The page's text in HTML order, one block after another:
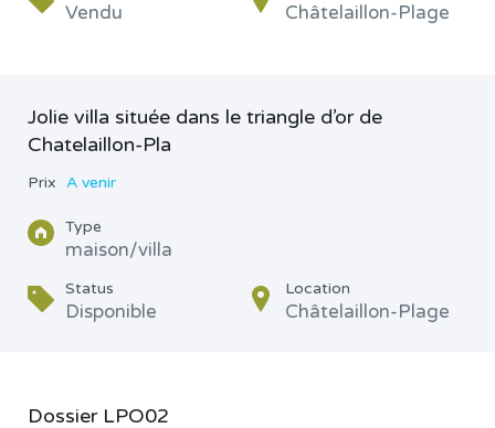
Vendu Châtelaillon-Plage
Jolie villa située dans le triangle d’or de
Chatelaillon-Pla
Prix A venir
Type
maison/villa
Status
Disponible
Location
Châtelaillon-Plage
Dossier LPO02